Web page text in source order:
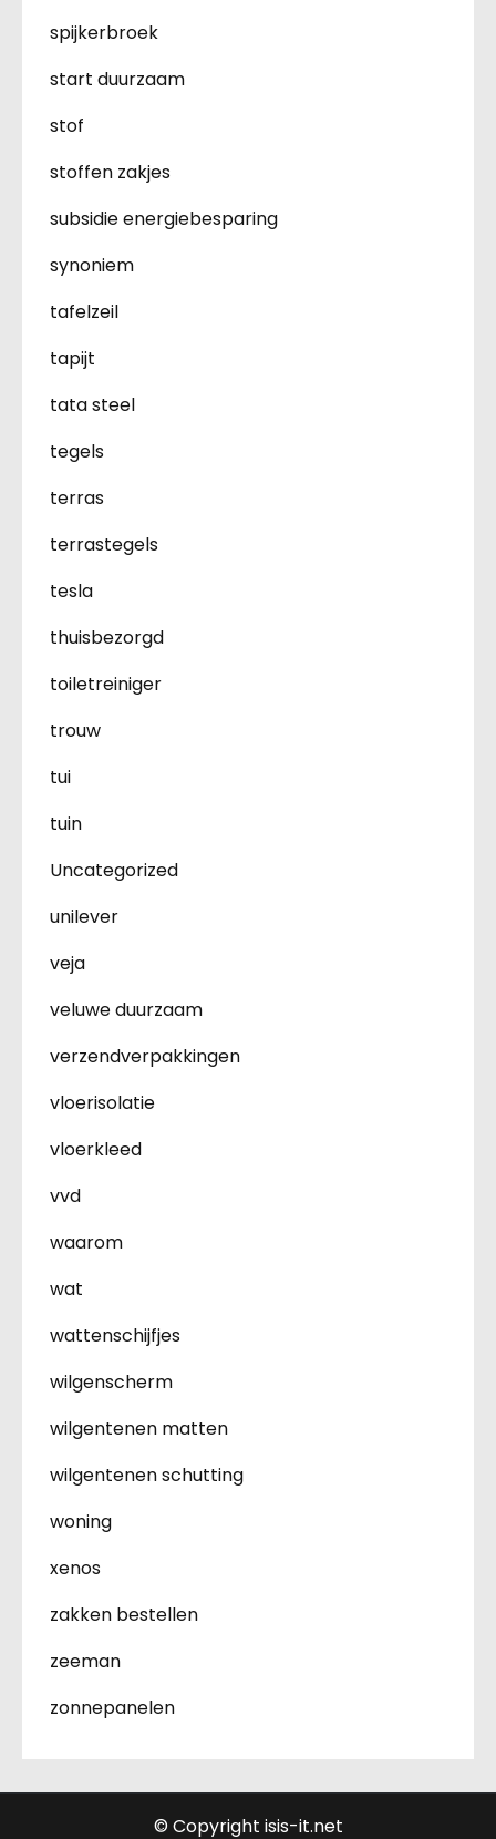
spijkerbroek
start duurzaam
stof
stoffen zakjes
subsidie energiebesparing
synoniem
tafelzeil
tapijt
tata steel
tegels
terras
terrastegels
tesla
thuisbezorgd
toiletreiniger
trouw
tui
tuin
Uncategorized
unilever
veja
veluwe duurzaam
verzendverpakkingen
vloerisolatie
vloerkleed
vvd
waarom
wat
wattenschijfjes
wilgenscherm
wilgentenen matten
wilgentenen schutting
woning
xenos
zakken bestellen
zeeman
zonnepanelen
© Copyright isis-it.net